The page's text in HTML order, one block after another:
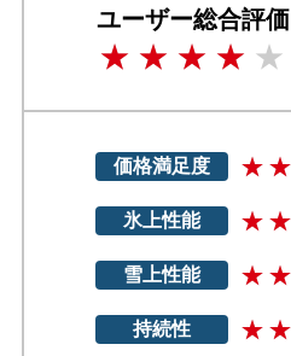
ユーザー総合評価
価格満足度
氷上性能
雪上性能
持続性